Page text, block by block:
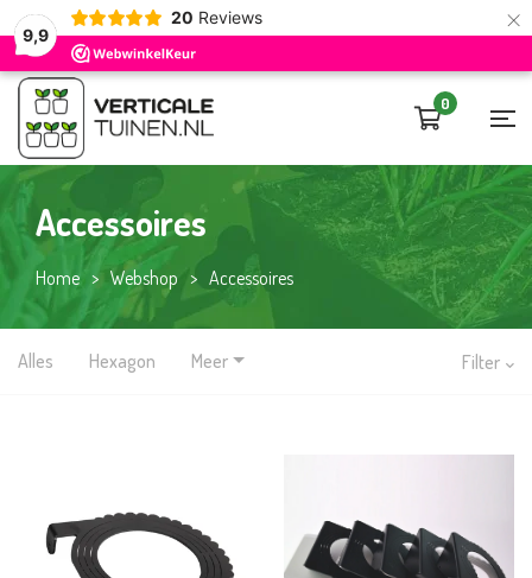
9,9
20 Reviews ×
0
Accessoires
Home > Webshop > Accessoires
Alles Hexagon Meer Filter